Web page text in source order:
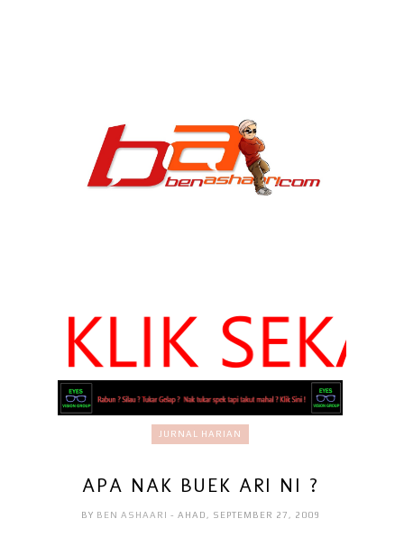
JURNAL HARIAN
APA NAK BUEK ARI NI ?
BY BEN ASHAARI - AHAD, SEPTEMBER 27, 2009